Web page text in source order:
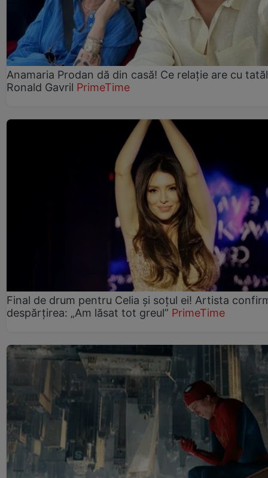
Anamaria Prodan dă din casă! Ce relație are cu
Ronald Gavril PrimeTime
Final de drum pentru Celia și soțul ei! Artista
despărțirea: „Am lăsat tot greul” PrimeTime